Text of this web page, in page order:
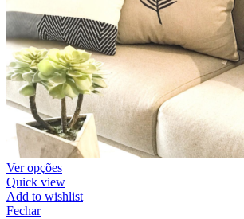
Ver opções
Quick view
Add to wishlist
Fechar